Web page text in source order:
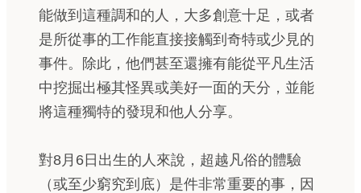
能做到這種調和的人，大多創意十足，或者
是所從事的工作能直接接觸到奇特或少見的
事件。除此，他們甚至還擁有能從平凡生活
中挖掘出極其怪異或美好一面的天分，並能
將這種獨特的發現和他人分享。
對8月6日出生的人來說，超越凡俗的體驗
（或至少窮究到底）是件非常重要的事，因